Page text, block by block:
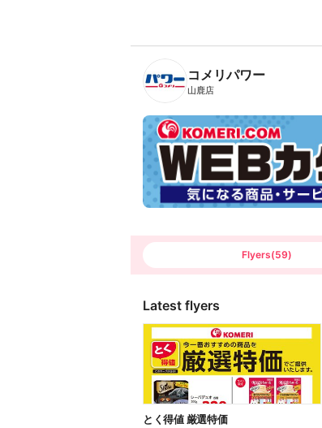
B
n
c
h
T
コメリパワー
山鹿店
Flyers(59)
Latest flyers
とく得値 厳選特価